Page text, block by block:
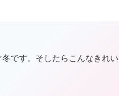
です。そしたらこんなきれい